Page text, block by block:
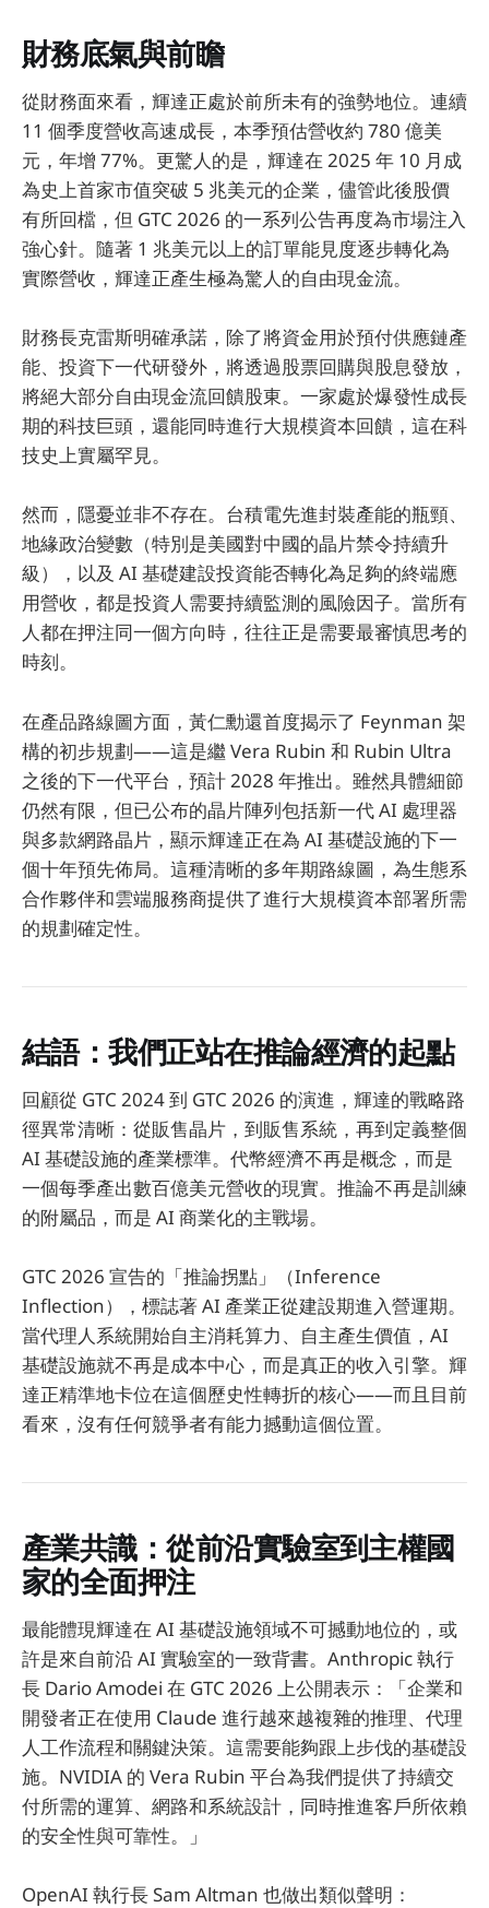
財務底氣與前瞻
從財務面來看，輝達正處於前所未有的強勢地位。連續
11 個季度營收高速成長，本季預估營收約 780 億美
元，年增 77%。更驚人的是，輝達在 2025 年 10 月成
為史上首家市值突破 5 兆美元的企業，儘管此後股價
有所回檔，但 GTC 2026 的一系列公告再度為市場注入
強心針。隨著 1 兆美元以上的訂單能見度逐步轉化為
實際營收，輝達正產生極為驚人的自由現金流。
財務長克雷斯明確承諾，除了將資金用於預付供應鏈產
能、投資下一代研發外，將透過股票回購與股息發放，
將絕大部分自由現金流回饋股東。一家處於爆發性成長
期的科技巨頭，還能同時進行大規模資本回饋，這在科
技史上實屬罕見。
然而，隱憂並非不存在。台積電先進封裝產能的瓶頸、
地緣政治變數（特別是美國對中國的晶片禁令持續升
級），以及 AI 基礎建設投資能否轉化為足夠的終端應
用營收，都是投資人需要持續監測的風險因子。當所有
人都在押注同一個方向時，往往正是需要最審慎思考的
時刻。
在產品路線圖方面，黃仁勳還首度揭示了 Feynman 架
構的初步規劃——這是繼 Vera Rubin 和 Rubin Ultra
之後的下一代平台，預計 2028 年推出。雖然具體細節
仍然有限，但已公布的晶片陣列包括新一代 AI 處理器
與多款網路晶片，顯示輝達正在為 AI 基礎設施的下一
個十年預先佈局。這種清晰的多年期路線圖，為生態系
合作夥伴和雲端服務商提供了進行大規模資本部署所需
的規劃確定性。
結語：我們正站在推論經濟的起點
回顧從 GTC 2024 到 GTC 2026 的演進，輝達的戰略路
徑異常清晰：從販售晶片，到販售系統，再到定義整個
AI 基礎設施的產業標準。代幣經濟不再是概念，而是
一個每季產出數百億美元營收的現實。推論不再是訓練
的附屬品，而是 AI 商業化的主戰場。
GTC 2026 宣告的「推論拐點」（Inference
Inflection），標誌著 AI 產業正從建設期進入營運期。
當代理人系統開始自主消耗算力、自主產生價值，AI
基礎設施就不再是成本中心，而是真正的收入引擎。輝
達正精準地卡位在這個歷史性轉折的核心——而且目前
看來，沒有任何競爭者有能力撼動這個位置。
產業共識：從前沿實驗室到主權國
家的全面押注
最能體現輝達在 AI 基礎設施領域不可撼動地位的，或
許是來自前沿 AI 實驗室的一致背書。Anthropic 執行
長 Dario Amodei 在 GTC 2026 上公開表示：「企業和
開發者正在使用 Claude 進行越來越複雜的推理、代理
人工作流程和關鍵決策。這需要能夠跟上步伐的基礎設
施。NVIDIA 的 Vera Rubin 平台為我們提供了持續交
付所需的運算、網路和系統設計，同時推進客戶所依賴
的安全性與可靠性。」
OpenAI 執行長 Sam Altman 也做出類似聲明：